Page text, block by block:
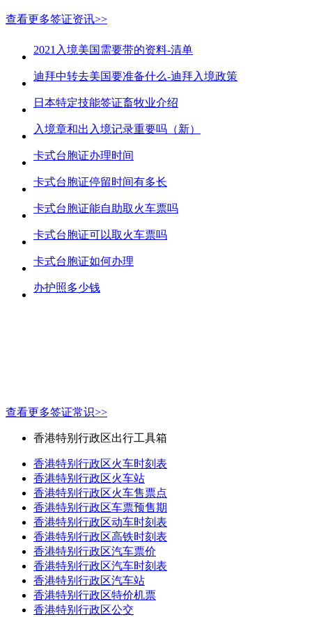
查看更多签证资讯>>
2021入境美国需要带的资料-清单
迪拜中转去美国要准备什么-迪拜入境政策
日本特定技能签证畜牧业介绍
入境章和出入境记录重要吗（新）
卡式台胞证办理时间
卡式台胞证停留时间有多长
卡式台胞证能自助取火车票吗
卡式台胞证可以取火车票吗
卡式台胞证如何办理
办护照多少钱
查看更多签证常识>>
香港特别行政区出行工具箱
香港特别行政区火车时刻表
香港特别行政区火车站
香港特别行政区火车售票点
香港特别行政区车票预售期
香港特别行政区动车时刻表
香港特别行政区高铁时刻表
香港特别行政区汽车票价
香港特别行政区汽车时刻表
香港特别行政区汽车站
香港特别行政区特价机票
香港特别行政区公交